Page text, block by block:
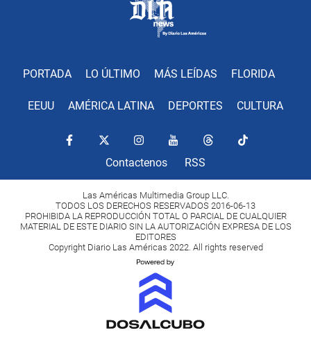
PORTADA LO ÚLTIMO MÁS LEÍDAS FLORIDA
EEUU AMÉRICA LATINA DEPORTES CULTURA
Contactenos RSS
Las Américas Multimedia Group LLC.
TODOS LOS DERECHOS RESERVADOS 2016-06-13
PROHIBIDA LA REPRODUCCIÓN TOTAL O PARCIAL DE CUALQUIER
MATERIAL DE ESTE DIARIO SIN LA AUTORIZACIÓN EXPRESA DE LOS
EDITORES
Copyright Diario Las Américas 2022. All rights reserved